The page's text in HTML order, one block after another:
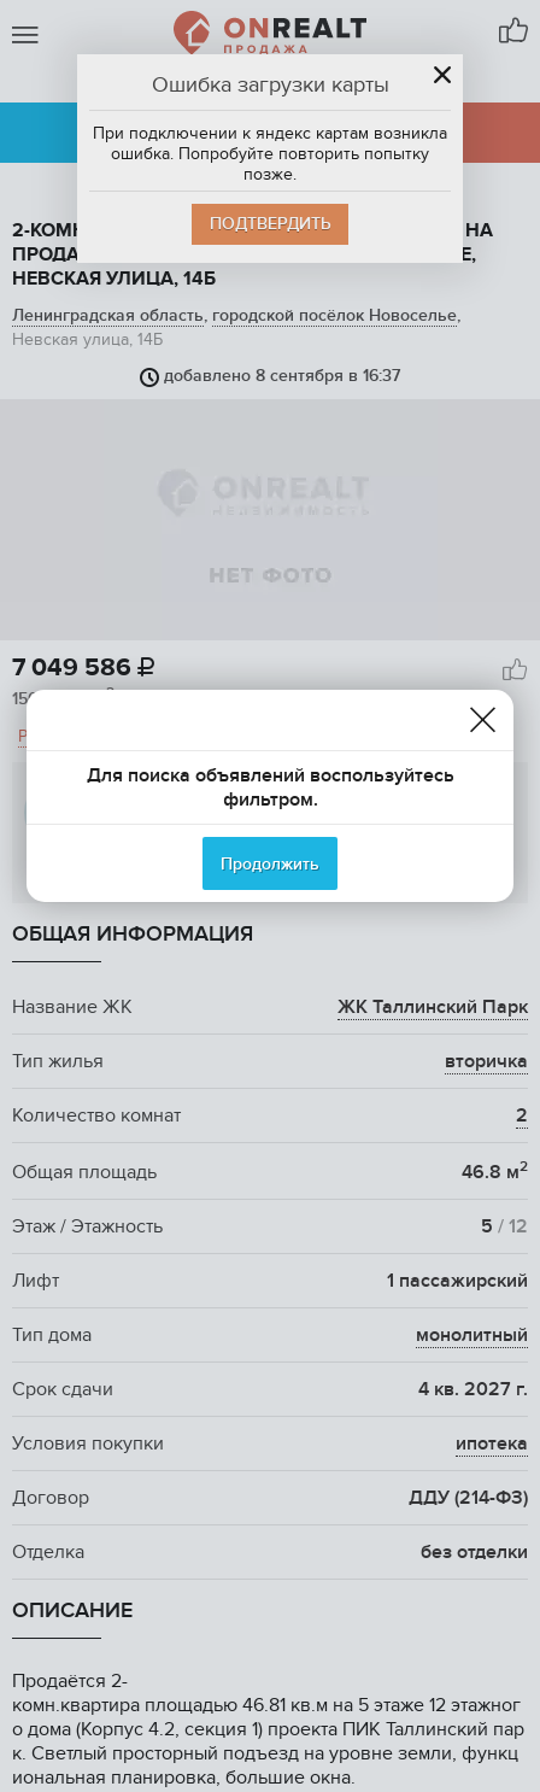
ГОРОДСКОЙ ПОСЁЛОК НОВОСЕЛЬЕ
АРЕНДА
ПРОДАЖА
2-КОМНАТНАЯ КВАРТИРА, 46.8 М2, ЭТАЖ 5 / 12, НА
ПРОДАЖУ В ГОРОДСКОМ ПОСЁЛКЕ НОВОСЕЛЬЕ,
НЕВСКАЯ УЛИЦА, 14Б
Ленинградская область, городской посёлок Новоселье,
Невская улица, 14Б
добавлено 8 сентября в 16:37
7 049 586 
150 600 2
Рассчитать ипотеку
ПИК
Показать телефон
ОБЩАЯ ИНФОРМАЦИЯ
Название ЖК ЖК Таллинский Парк
Тип жилья вторичка
Количество комнат 2
Общая площадь 46.8 м2
Этаж / Этажность 5 / 12
Лифт 1 пассажирский
Тип дома монолитный
Срок сдачи 4 кв. 2027 г.
Условия покупки ипотека
Договор ДДУ (214-ФЗ)
Отделка без отделки
ОПИСАНИЕ
Пpодaётся 2-
комн.квapтира площадью 46.81 кв.м на 5 этaже 12 этaжног
o дoма (Коpпуc 4.2, сeкция 1) пpoeктa ПИК Таллинский пap
к. Свeтлый пpоcтoрный подъeзд нa уpовне зeмли, функц
иональнaя плaнировка, большие окнa.
Ошибка загрузки карты
При подключении к яндекс картам возникла
ошибка. Попробуйте повторить попытку
позже.
ПОДТВЕРДИТЬ
Для поиска объявлений воспользуйтесь
фильтром.
Продолжить